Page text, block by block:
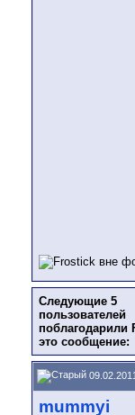
Следующие 5
пользователей
поблагодарили
это сообщение:
mummyi